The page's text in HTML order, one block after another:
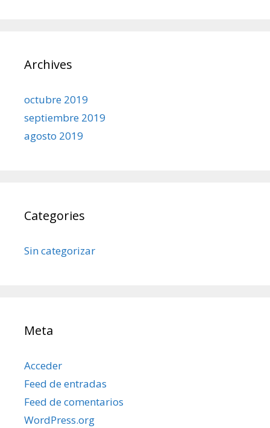
Archives
octubre 2019
septiembre 2019
agosto 2019
Categories
Sin categorizar
Meta
Acceder
Feed de entradas
Feed de comentarios
WordPress.org